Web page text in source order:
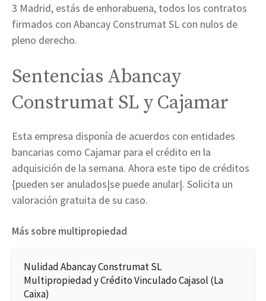
3 Madrid, estás de enhorabuena, todos los contratos
firmados con Abancay Construmat SL con nulos de
pleno derecho.
Sentencias Abancay
Construmat SL y Cajamar
Esta empresa disponía de acuerdos con entidades
bancarias como Cajamar para el crédito en la
adquisición de la semana. Ahora este tipo de créditos
{pueden ser anulados|se puede anular|. Solicita un
valoración gratuita de su caso.
Más sobre multipropiedad
Nulidad Abancay Construmat SL
Multipropiedad y Crédito Vinculado Cajasol (La
Caixa)